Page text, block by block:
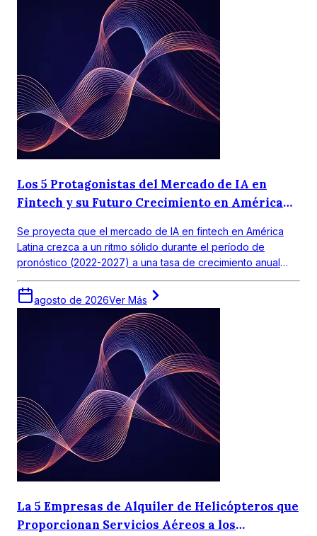
Los 5 Protagonistas del Mercado de IA en
Fintech y su Futuro Crecimiento en América
Se proyecta que el mercado de IA en fintech en América
Latina crezca a un ritmo sólido durante el período de
pronóstico (2022-2027) a una tasa de crecimiento anual
compuesta (CAGR) de 18,0%. El mercado objetivo en
América Latina obtuvo un valor de alrededor de USD 390
millones en 2021.
agosto de 2026Ver Más
La 5 Empresas de Alquiler de Helicópteros que
Proporcionan Servicios Aéreos a los